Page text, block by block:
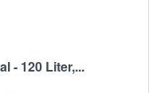
- 120 Liter,...